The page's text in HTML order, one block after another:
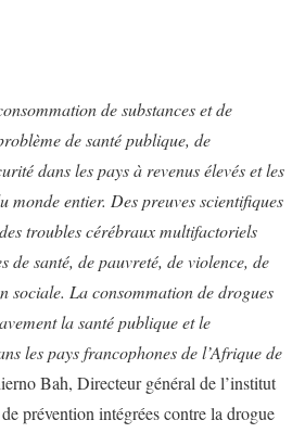
de substances et de
de santé publique, de
dans les pays à revenus élevés et les
monde entier. Des preuves scientifiques
troubles cérébraux multifactoriels
de santé, de pauvreté, de violence, de
sociale. La consommation de drogues
la santé publique et le
les pays francophones de l’Afrique de
Bah, Directeur général de l’institut
prévention intégrées contre la drogue